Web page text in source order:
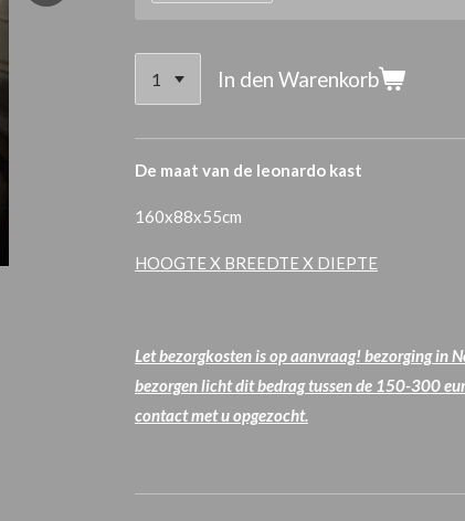
In den Warenkorb
De maat van de leonardo kast
160x88x55cm
HOOGTE X BREEDTE X DIEPTE
Let bezorgkosten is op aanvraag! bezorging in
bezorgen licht dit bedrag tussen de 150-300
contact met u opgezocht.